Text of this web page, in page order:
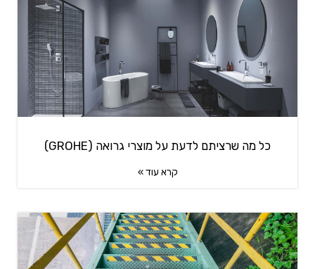
כל מה שרציתם לדעת על מוצרי גרואה (GROHE)
קרא עוד »